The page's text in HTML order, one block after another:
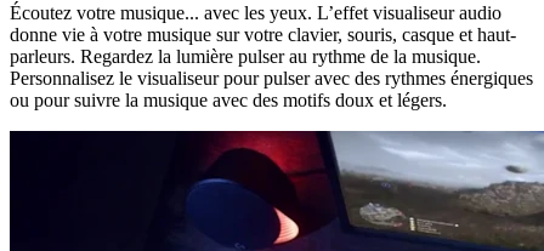
Écoutez votre musique... avec les yeux. L’effet visualiseur audio
donne vie à votre musique sur votre clavier, souris, casque et haut-
parleurs. Regardez la lumière pulser au rythme de la musique.
Personnalisez le visualiseur pour pulser avec des rythmes énergiques
ou pour suivre la musique avec des motifs doux et légers.